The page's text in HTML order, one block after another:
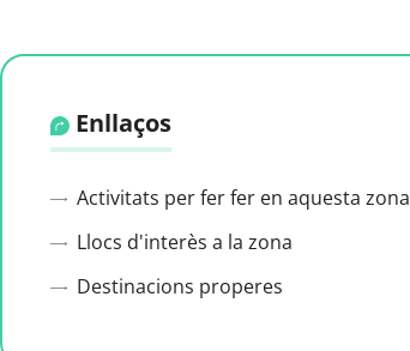
Enllaços
Activitats per fer fer en aquesta zona
Llocs d'interès a la zona
Destinacions properes